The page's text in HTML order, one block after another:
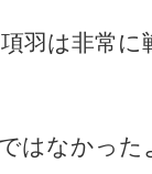
羽は非常
はなかった